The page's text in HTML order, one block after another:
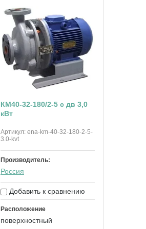
КМ40-32-180/2-5 с дв 3,0
кВт
Артикул: ena-km-40-32-180-2-5-
3.0-kvt
Производитель:
Россия
Добавить к сравнению
Расположение
поверхностный